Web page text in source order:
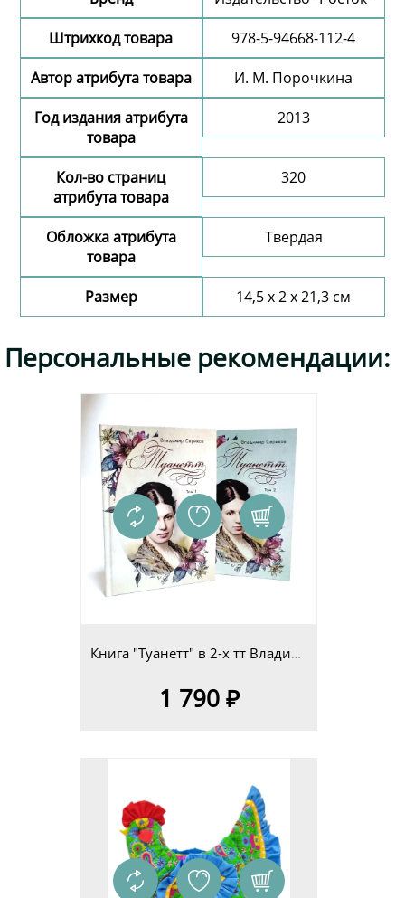
Штрихкод товара
978-5-94668-112-4
Автор атрибута товара
И. М. Порочкина
Год издания атрибута
товара
2013
Кол-во страниц
атрибута товара
320
Обложка атрибута
товара
Твердая
Размер 14,5 х 2 х 21,3 см
Персональные рекомендации:
Книга "Туанетт" в 2-х тт Владимир Сериков
1 790 ₽